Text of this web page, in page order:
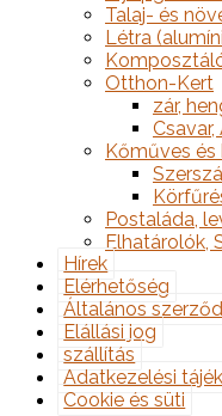
Talaj- és
Létra
Otthon-Kert
zár,
Csavar,
Kőműves és
Postaláda,
Elhatárolók,
Hírek
Elérhetőség
Általános
Elállási jog
szállítás
Adatkezelési
Cookie és süti